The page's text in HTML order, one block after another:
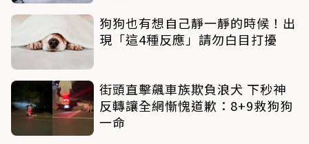
狗狗也有想自己靜一靜的時候！出
現「這4種反應」請勿白目打擾
街頭直擊飆車族欺負浪犬 下秒神
反轉讓全網慚愧道歉：8+9救狗狗
一命